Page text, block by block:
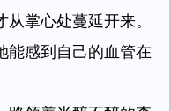
掌心处蔓延开来。
能感到自己的血管在